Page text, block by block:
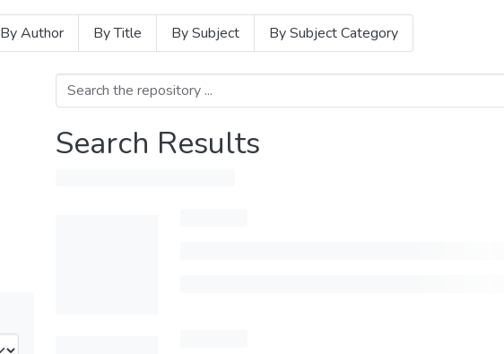
By Author By Title By Subject By Subject Category
Search Results